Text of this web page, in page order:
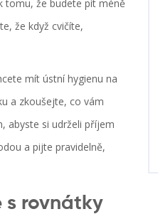
tomu, že budete pít méně
že když cvičíte,
mít ústní hygienu na
a zkoušejte, co vám
abyste si udrželi příjem
a pijte pravidelně,
s rovnátky